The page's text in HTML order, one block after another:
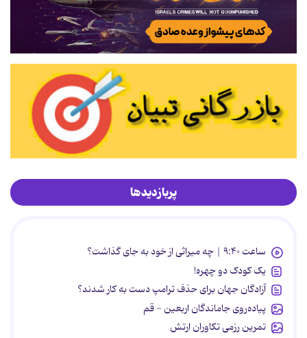
پربازدیدها
ساعت ۹:۴۰ | چه میراثی از خود به جای گذاشت؟
یک کودک دو چهره!
آزادگان جهان برای حذف ترامپ دست به کار شدند؟
پیاده‌روی جاماندگان اربعین - قم
تمرین رزمی تکاوران ارتش